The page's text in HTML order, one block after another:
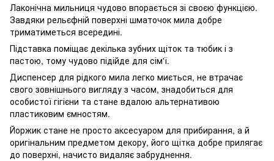
Лаконічна мильниця чудово впорається зі своєю функцією.
Завдяки рельєфній поверхні шматочок мила добре
триматиметься всередині.
Підставка поміщає декілька зубних щіток та тюбик і з
пастою, тому чудово підійде для сім'ї.
Диспенсер для рідкого мила легко миється, не втрачає
свого зовнішнього вигляду з часом, знадобиться для
особистої гігієни та стане вдалою альтернативою
пластиковим ємностям.
Йоржик стане не просто аксесуаром для прибирання, а й
оригінальним предметом декору, його щітка добре прилягає
до поверхні, начисто видаляє забруднення.